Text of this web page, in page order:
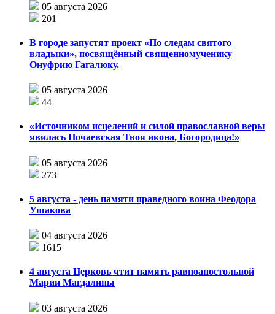
05 августа 2026
201
В городе запустят проект «По следам святого
владыки», посвящённый священномученику
Онуфрию Гагалюку.
05 августа 2026
44
«Источником исцелений и силой православной веры
явилась Почаевская Твоя икона, Богородица!»
05 августа 2026
273
5 августа - день памяти праведного воина Феодора
Ушакова
04 августа 2026
1615
4 августа Церковь чтит память равноапостольной
Марии Магдалины
03 августа 2026